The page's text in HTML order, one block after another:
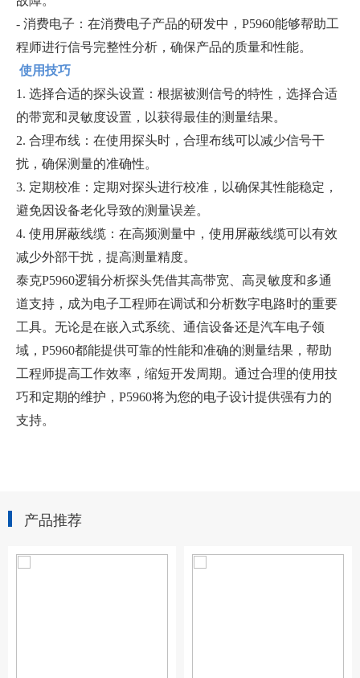
- 消费电子：在消费电子产品的研发中，P5960能够帮助工
程师进行信号完整性分析，确保产品的质量和性能。
使用技巧
1. 选择合适的探头设置：根据被测信号的特性，选择合适
的带宽和灵敏度设置，以获得最佳的测量结果。
2. 合理布线：在使用探头时，合理布线可以减少信号干
扰，确保测量的准确性。
3. 定期校准：定期对探头进行校准，以确保其性能稳定，
避免因设备老化导致的测量误差。
4. 使用屏蔽线缆：在高频测量中，使用屏蔽线缆可以有效
减少外部干扰，提高测量精度。
泰克P5960逻辑分析探头凭借其高带宽、高灵敏度和多通
道支持，成为电子工程师在调试和分析数字电路时的重要
工具。无论是在嵌入式系统、通信设备还是汽车电子领
域，P5960都能提供可靠的性能和准确的测量结果，帮助
工程师提高工作效率，缩短开发周期。通过合理的使用技
巧和定期的维护，P5960将为您的电子设计提供强有力的
支持。
产品推荐